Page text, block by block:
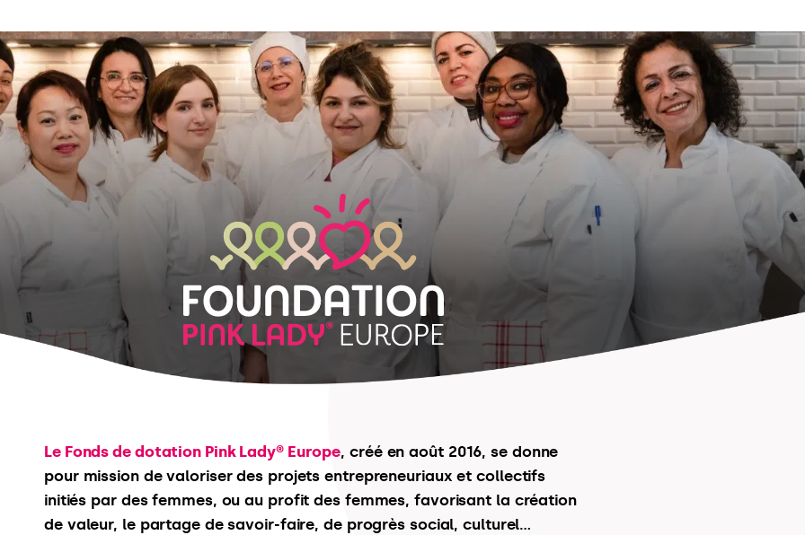
Le Fonds de dotation Pink Lady® Europe, créé en août 2016, se donne
pour mission de valoriser des projets entrepreneuriaux et collectifs
initiés par des femmes, ou au profit des femmes, favorisant la création
de valeur, le partage de savoir-faire, de progrès social, culturel…